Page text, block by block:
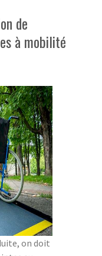
de
à mobilité
on doit